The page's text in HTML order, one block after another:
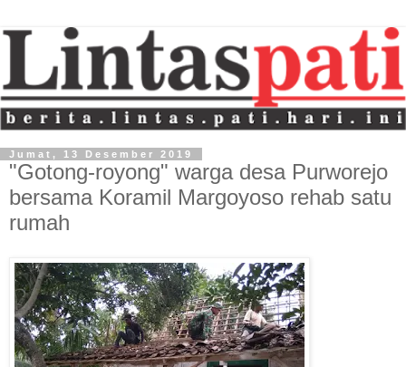
Jumat, 13 Desember 2019
"Gotong-royong" warga desa Purworejo
bersama Koramil Margoyoso rehab satu
rumah